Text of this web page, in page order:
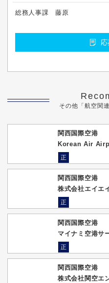
総務人事課 藤原
その他「航空関
関西国際空港
Korean Air
正
関西国際空港
株式会社エイエ
正
関西国際空港
マイナミ空港サ
正
関西国際空港
株式会社関空エ